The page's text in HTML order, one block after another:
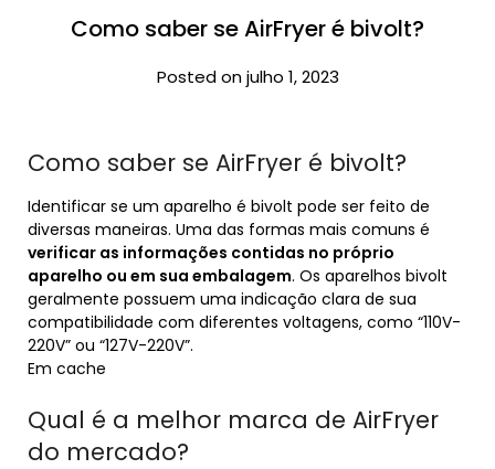
Como saber se AirFryer é bivolt?
Posted on julho 1, 2023
Como saber se AirFryer é bivolt?
Identificar se um aparelho é bivolt pode ser feito de
diversas maneiras. Uma das formas mais comuns é
verificar as informações contidas no próprio
aparelho ou em sua embalagem. Os aparelhos bivolt
geralmente possuem uma indicação clara de sua
compatibilidade com diferentes voltagens, como “110V-
220V” ou “127V-220V”.
Em cache
Qual é a melhor marca de AirFryer
do mercado?